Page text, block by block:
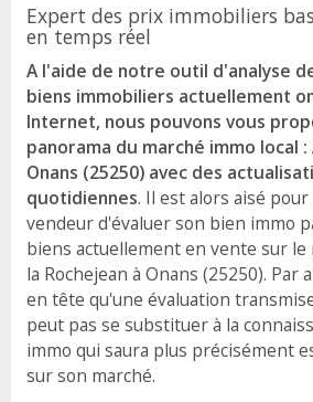
Expert des prix immobiliers
en temps réel
A l'aide de notre outil d'analyse
biens immobiliers actuellement
Internet, nous pouvons vous
panorama du marché immo local :
Onans (25250) avec des
quotidiennes. Il est alors aisé
vendeur d'évaluer son bien immo
biens actuellement en vente sur le
la Rochejean à Onans (25250). Par
en tête qu'une évaluation
peut pas se substituer à la
immo qui saura plus précisément
sur son marché.